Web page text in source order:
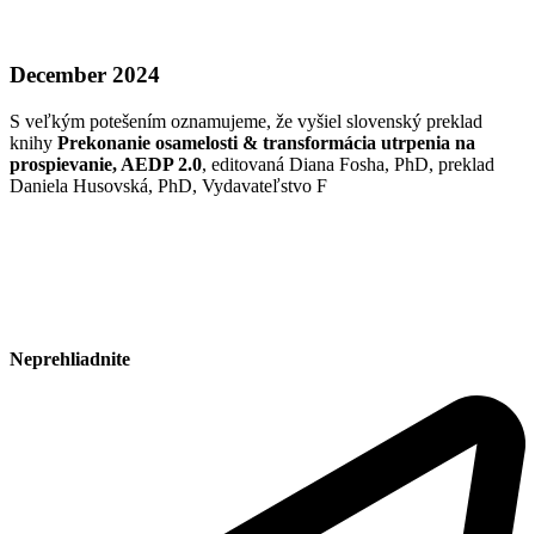
December 2024
S veľkým potešením oznamujeme, že vyšiel slovenský preklad
knihy Prekonanie osamelosti & transformácia utrpenia na
prospievanie, AEDP 2.0, editovaná Diana Fosha, PhD, preklad
Daniela Husovská, PhD, Vydavateľstvo F
Neprehliadnite